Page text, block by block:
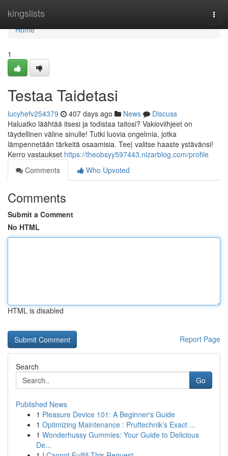
kingslists
Home
Home
1
Testaa Taidetasi
lucyhefv254379 407 days ago News
Discuss
Haluatko läähtää itsesi ja todistaa taitosi? Vakioviihjeet on
täydellinen väline sinulle! Tutki luovia ongelmia, jotka
lämpennetään tärkeitä osaamisia. Tee| valitse haaste ystävänsi!
Kerro vastaukset https://theobsyy597443.nizarblog.com/profile
Comments
Who Upvoted
Comments
Submit a Comment
No HTML
HTML is disabled
Report Page
Search
Go
Published News
1 Pleasure Device 101: A Beginner's Guide
1 Optimizing Maintenance : Pruftechnik’s Exact ...
1 Wonderhussy Gummies: Your Guide to Delicious
De...